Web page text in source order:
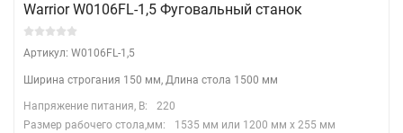
Warrior W0106FL-1,5 Фуговальный станок
Артикул: W0106FL-1,5
Ширина строгания 150 мм, Длина стола 1500 мм
Напряжение питания, В:
220
Размер рабочего стола,мм:
1535 мм или 1200 мм х 255 мм